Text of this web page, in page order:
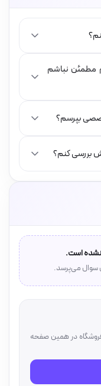
مطمئن نباشم
بپرسم؟
بررسی کنم؟
است.
سوال می‌پرسد.
در همین صفحه